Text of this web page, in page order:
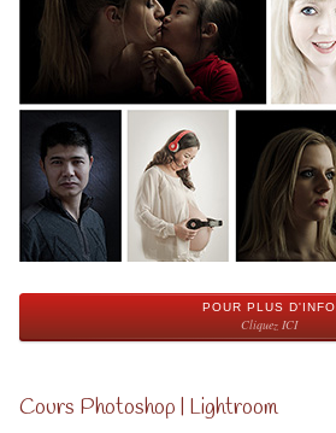
POUR PLUS D'INFO
Cliquez ICI
Cours Photoshop | Lightroom